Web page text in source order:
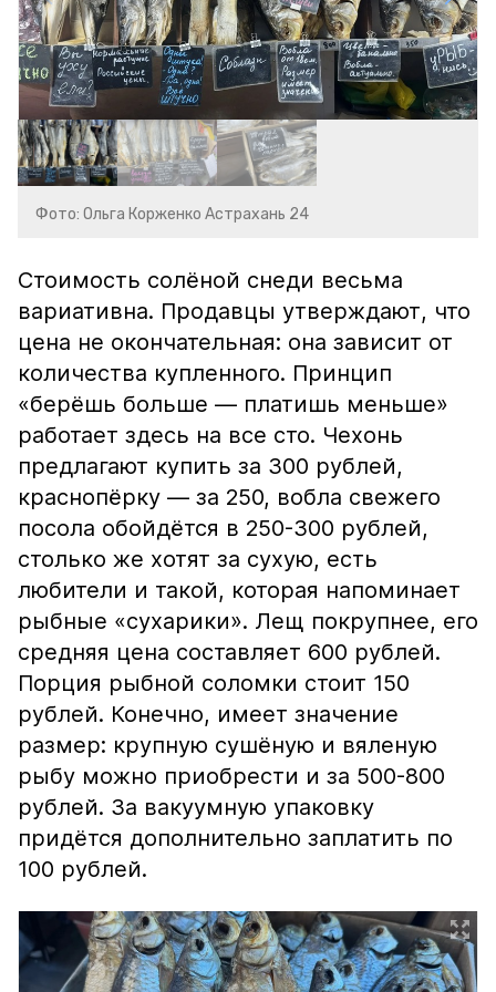
Фото: Ольга Корженко Астрахань 24
Стоимость солёной снеди весьма
вариативна. Продавцы утверждают, что
цена не окончательная: она зависит от
количества купленного. Принцип
«берёшь больше — платишь меньше»
работает здесь на все сто. Чехонь
предлагают купить за 300 рублей,
краснопёрку — за 250, вобла свежего
посола обойдётся в 250-300 рублей,
столько же хотят за сухую, есть
любители и такой, которая напоминает
рыбные «сухарики». Лещ покрупнее, его
средняя цена составляет 600 рублей.
Порция рыбной соломки стоит 150
рублей. Конечно, имеет значение
размер: крупную сушёную и вяленую
рыбу можно приобрести и за 500-800
рублей. За вакуумную упаковку
придётся дополнительно заплатить по
100 рублей.